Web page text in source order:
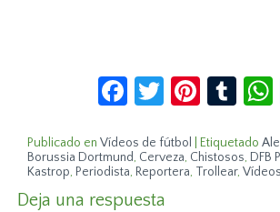
Facebook
Twitter
Publicado en Vídeos de fútbol Etiquetado
Borussia Dortmund, Cerveza, Chistosos, DFB
Kastrop, Periodista, Reportera, Trollear,
Deja una respuesta